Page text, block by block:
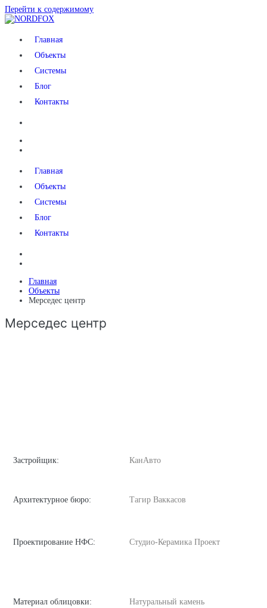
Перейти к содержимому
NORDFOXГлавная
Объекты
Системы
Блог
Контакты
Главная
Объекты
Системы
Блог
Контакты
Главная
Объекты
Мерседес центр
Мерседес центр
Застройщик: КанАвто
Архитектурное бюро: Тагир Ваккасов
Проектирование НФС: Студио-Керамика Проект
Материал облицовки: Натуральный камень